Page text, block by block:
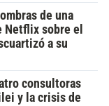
de una
Netflix sobre el
a su
consultoras
y la crisis de